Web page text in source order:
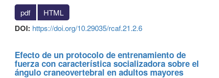
pdf
HTML
DOI: https://doi.org/10.29035/rcaf.21.2.6
Efecto de un protocolo de entrenamiento de
fuerza con característica socializadora sobre el
ángulo craneovertebral en adultos mayores